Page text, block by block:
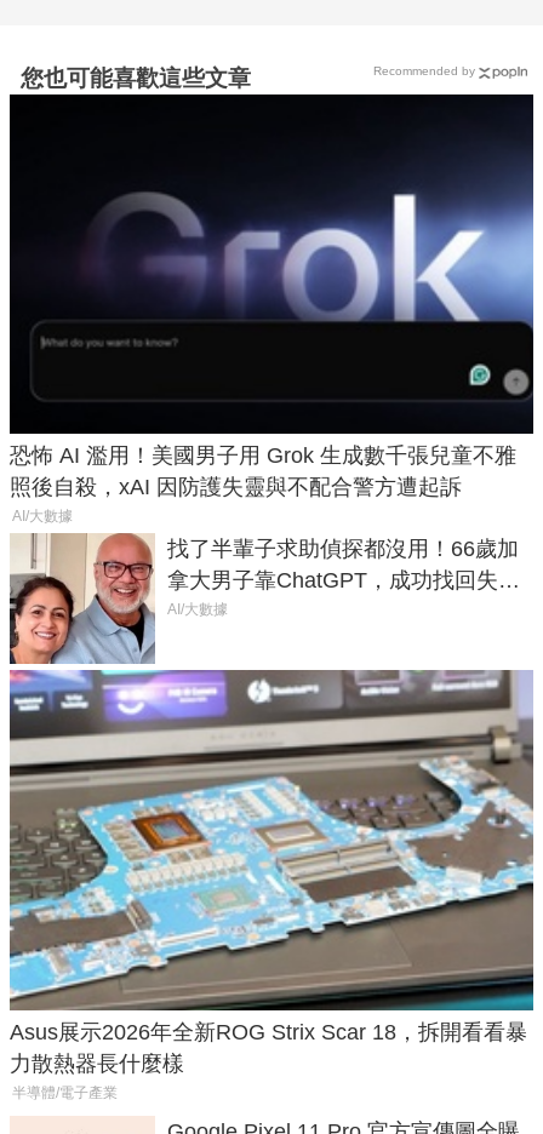
您也可能喜歡這些文章
恐怖 AI 濫用！美國男子用 Grok 生成數千張兒童不雅
照後自殺，xAI 因防護失靈與不配合警方遭起訴
AI/大數據
找了半輩子求助偵探都沒用！66歲加
拿大男子靠ChatGPT，成功找回失散
50年家人
AI/大數據
Asus展示2026年全新ROG Strix Scar 18，拆開看看暴
力散熱器長什麼樣
半導體/電子產業
Recommended by